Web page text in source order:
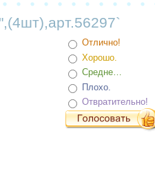
Отлично!
Хорошо.
Средне…
Плохо.
Отвратительно!